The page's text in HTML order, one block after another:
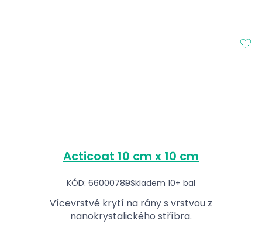
Acticoat 10 cm x 10 cm
KÓD: 66000789Skladem 10+ bal
Vícevrstvé krytí na rány s vrstvou z
nanokrystalického stříbra.